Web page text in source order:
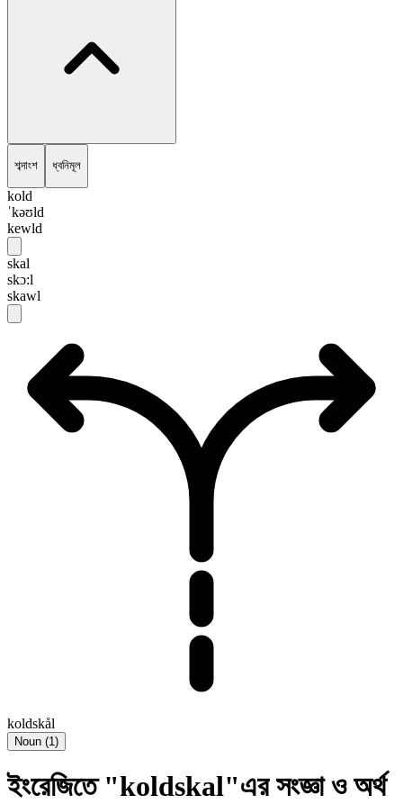
শব্দাংশ ধ্বনিমূল
kold
ˈkəʊld
kewld
skal
skɔ:l
skawl
koldskål
Noun (1)
ইংরেজিতে "koldskal"এর সংজ্ঞা ও অর্থ